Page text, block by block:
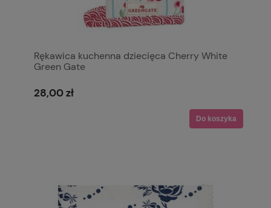
Rękawica kuchenna dziecięca Cherry White
Green Gate
28,00 zł
Do koszyka